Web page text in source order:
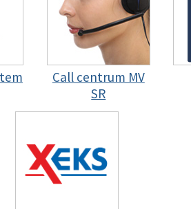
Call centrum MV
SR